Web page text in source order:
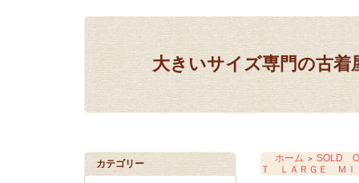
大きいサイズ専門の古
カテゴリー ホーム ＞ SOLD
Ｔ ＬＡＲＧＥ ＭＩ